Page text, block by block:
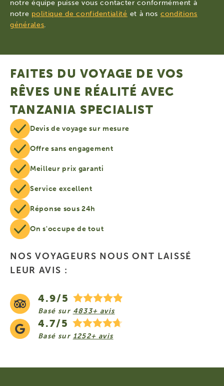
notre équipe puisse vous contacter conformément à
notre politique de confidentialité et à nos conditions
générales.
FAITES DU VOYAGE DE VOS
RÊVES UNE RÉALITÉ AVEC
TANZANIA SPECIALIST
Devis de voyage sur mesure
Offre sans engagement
Meilleur prix garanti
Service excellent
Réponse sous 24h
On s'occupe de tout
NOS VOYAGEURS NOUS ONT LAISSÉ
LEUR AVIS :
4.9/5
Basé sur 4833+ avis
4.7/5
Basé sur 1252+ avis